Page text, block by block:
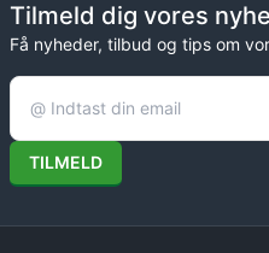
Tilmeld dig vores
Få nyheder, tilbud og tips om
TILMELD